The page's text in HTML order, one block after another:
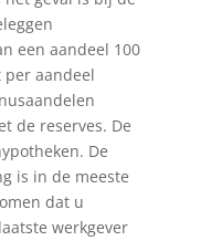
een aandeel 100
aandeel
de reserves. De
De
is in de meeste
dat u
werkgever